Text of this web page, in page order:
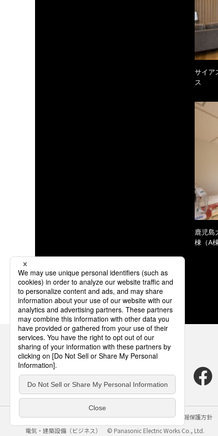
サイア
ス
鹿児島
棟（A
サイトのご利用にあたって クッキーポリシー
個人情報保護方針
電気・建築設備（ビジネス）
© Panasonic Electric Works Co., Ltd.